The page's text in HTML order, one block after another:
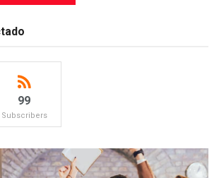
99
Subscribers